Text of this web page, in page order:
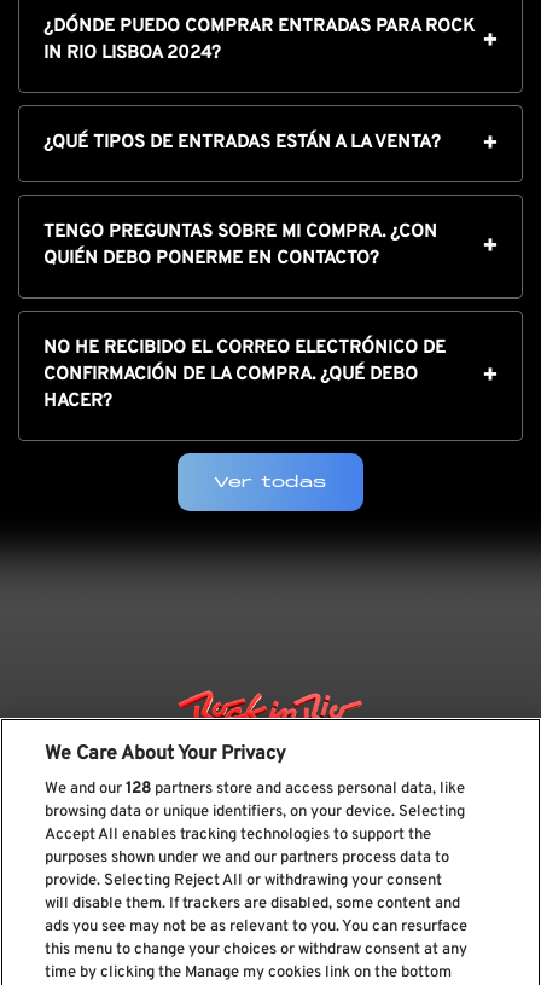
¿DÓNDE PUEDO COMPRAR ENTRADAS PARA ROCK
IN RIO LISBOA 2024?
¿QUÉ TIPOS DE ENTRADAS ESTÁN A LA VENTA?
TENGO PREGUNTAS SOBRE MI COMPRA. ¿CON
QUIÉN DEBO PONERME EN CONTACTO?
NO HE RECIBIDO EL CORREO ELECTRÓNICO DE
CONFIRMACIÓN DE LA COMPRA. ¿QUÉ DEBO
HACER?
Ver todas
Suscríbase a nuestro boletín
We Care About Your Privacy
We and our128 partners store and access personal data, like
browsing data or unique identifiers, on your device. Selecting
Accept All enables tracking technologies to support the
purposes shown under we and our partners process data to
provide. Selecting Reject All or withdrawing your consent
will disable them. If trackers are disabled, some content and
ads you see may not be as relevant to you. You can resurface
this menu to change your choices or withdraw consent at any
time by clicking the Manage my cookies link on the bottom